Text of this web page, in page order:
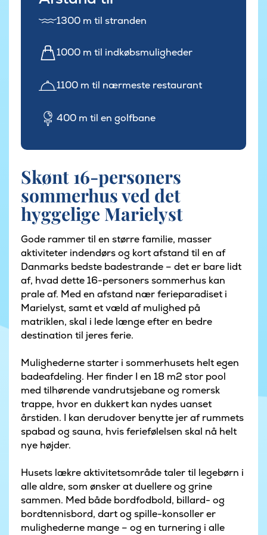
1300 m til stranden
1000 m til indkøbsmuligheder
1100 m til nærmeste restaurant
400 m til en golfbane
Skønt 16-personers
sommerhus ved det
hyggelige Marielyst
Gode rammer til en større familie, masser
aktiviteter indendørs og kort afstand til en af
Danmarks bedste badestrande – det er bare lidt
af, hvad dette 16-personers sommerhus kan
prale af. Med en afstand nær ferieparadiset i
Marielyst, samt et væld af mulighed på
matriklen, skal i lede længe efter en bedre
destination til jeres ferie.
Mulighederne starter i sommerhusets helt egen
badeafdeling. Her finder I en 18 m2 stor pool
med tilhørende vandrutsjebane og romersk
trappe, hvor en dukkert kan nydes uanset
årstiden. I kan derudover benytte jer af rummets
spabad og sauna, hvis feriefølelsen skal nå helt
nye højder.
Husets lækre aktivitetsområde taler til legebørn i
alle aldre, som ønsker at duellere og grine
sammen. Med både bordfodbold, billard- og
bordtennisbord, dart og spille-konsoller er
mulighederne mange – og en turnering i alle